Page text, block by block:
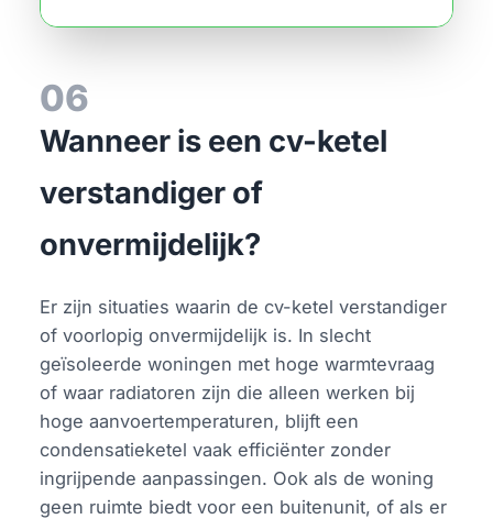
06
Wanneer is een cv-ketel
verstandiger of
onvermijdelijk?
Er zijn situaties waarin de cv-ketel verstandiger
of voorlopig onvermijdelijk is. In slecht
geïsoleerde woningen met hoge warmtevraag
of waar radiatoren zijn die alleen werken bij
hoge aanvoertemperaturen, blijft een
condensatieketel vaak efficiënter zonder
ingrijpende aanpassingen. Ook als de woning
geen ruimte biedt voor een buitenunit, of als er